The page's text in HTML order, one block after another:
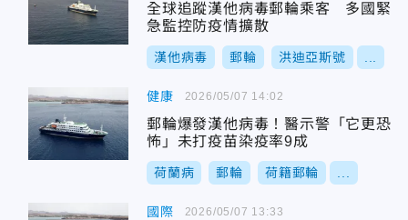
全球追蹤漢他病毒郵輪乘客 多國緊
急監控防疫情擴散
漢他病毒 郵輪 洪迪亞斯號
健康
郵輪爆發漢他病毒！醫示警「它更恐
怖」未打疫苗染疫率9成
荷蘭病 郵輪 荷籍郵輪
2026/05/07 14:02
國際 2026/05/07 13:33